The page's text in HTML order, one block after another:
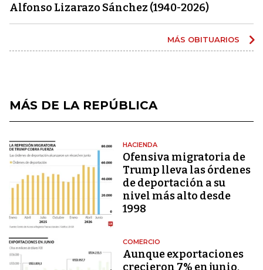
Alfonso Lizarazo Sánchez (1940-2026)
MÁS OBITUARIOS
MÁS DE LA REPÚBLICA
HACIENDA
Ofensiva migratoria de
Trump lleva las órdenes
de deportación a su
nivel más alto desde
1998
COMERCIO
Aunque exportaciones
crecieron 7% en junio,